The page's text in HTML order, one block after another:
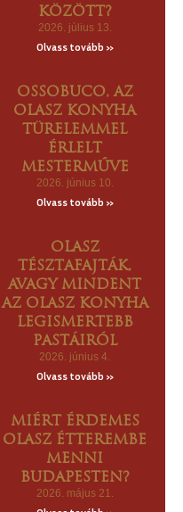
KÖZÖTT?
2026. július 13.
Olvass tovább »
OSSOBUCO, AZ
OLASZ KONYHA
TÜRELEMMEL
ÉRLELT
MESTERMŰVE
2026. június 10.
Olvass tovább »
OLASZ
TÉSZTAFAJTÁK,
AVAGY MINDENT
AZ OLASZ KONYHA
LEGISMERTEBB
PASTÁIRÓL
2026. június 4.
Olvass tovább »
MIÉRT ÉRDEMES
OLASZ ÉTTEREMBE
MENNI
BUDAPESTEN?
2026. május 21.